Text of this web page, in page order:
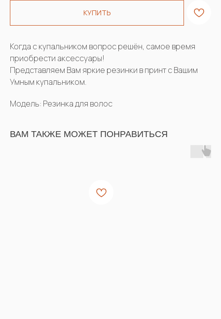
КУПИТЬ
Когда с купальником вопрос решён, самое время
приобрести аксессуары!
Представляем Вам яркие резинки в принт с Вашим
Умным купальником.
Модель: Резинка для волос
ВАМ ТАКЖЕ МОЖЕТ ПОНРАВИТЬСЯ